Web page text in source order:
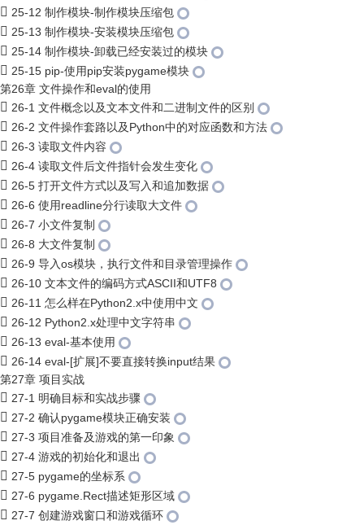
25-12 制作模块-制作模块压缩包
25-13 制作模块-安装模块压缩包
25-14 制作模块-卸载已经安装过的模块
25-15 pip-使用pip安装pygame模块
第26章 文件操作和eval的使用
26-1 文件概念以及文本文件和二进制文件的区别
26-2 文件操作套路以及Python中的对应函数和方法
26-3 读取文件内容
26-4 读取文件后文件指针会发生变化
26-5 打开文件方式以及写入和追加数据
26-6 使用readline分行读取大文件
26-7 小文件复制
26-8 大文件复制
26-9 导入os模块，执行文件和目录管理操作
26-10 文本文件的编码方式ASCII和UTF8
26-11 怎么样在Python2.x中使用中文
26-12 Python2.x处理中文字符串
26-13 eval-基本使用
26-14 eval-[扩展]不要直接转换input结果
第27章 项目实战
27-1 明确目标和实战步骤
27-2 确认pygame模块正确安装
27-3 项目准备及游戏的第一印象
27-4 游戏的初始化和退出
27-5 pygame的坐标系
27-6 pygame.Rect描述矩形区域
27-7 创建游戏窗口和游戏循环